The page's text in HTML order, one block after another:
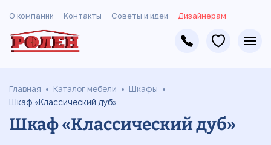
О компании Контакты Советы и идеи Дизайнерам
Главная Каталог мебели
Шкафы
Шкаф «Классический дуб»
Шкаф «Классический дуб»